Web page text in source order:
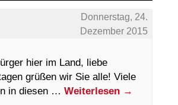
Donnerstag, 24.
Dezember 2015
hier im Land, liebe
grüßen wir Sie alle! Viele
in diesen …Weiterlesen →